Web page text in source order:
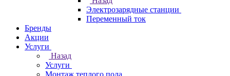
Электрозарядные станции
Переменный ток
Бренды
Акции
Услуги
Назад
Услуги
Монтаж теплого пола